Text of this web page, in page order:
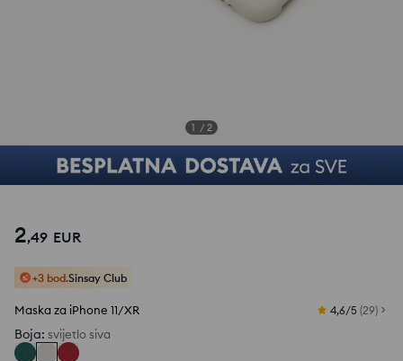
1 / 2
2,49 EUR
+3 bod.Sinsay Club
Maska za iPhone 11/XR 4,6/5 (29)
Boja: svijetlo siva